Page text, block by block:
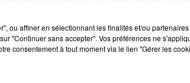
VILLEVEYRAC
ou affiner en sélectionnant les finalités et/ou
"Continuer sans accepter". Vos préférences ne
consentement à tout moment via le lien "Gérer les